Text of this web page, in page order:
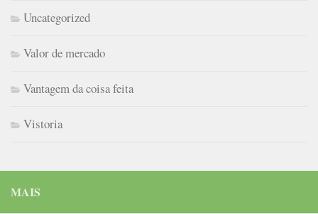
Uncategorized
Valor de mercado
Vantagem da coisa feita
Vistoria
MAIS